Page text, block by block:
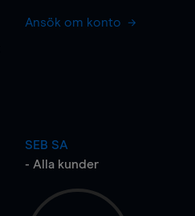
Ansök om konto
SEB SA
- Alla kunder